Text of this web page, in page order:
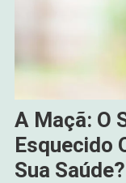
A Maçã: O
Esquecido
Sua Saúde?